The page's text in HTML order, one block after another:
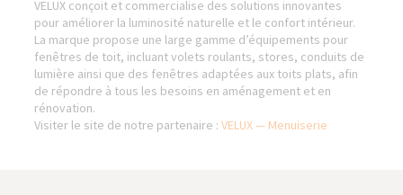
VELUX conçoit et commercialise des solutions innovantes
pour améliorer la luminosité naturelle et le confort intérieur.
La marque propose une large gamme d’équipements pour
fenêtres de toit, incluant volets roulants, stores, conduits de
lumière ainsi que des fenêtres adaptées aux toits plats, afin
de répondre à tous les besoins en aménagement et en
rénovation.
Visiter le site de notre partenaire :VELUX — Menuiserie